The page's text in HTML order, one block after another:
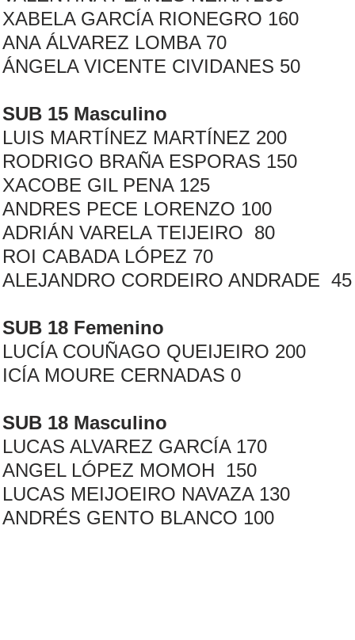
XABELA GARCÍA RIONEGRO 160
ANA ÁLVAREZ LOMBA 70
ÁNGELA VICENTE CIVIDANES 50
SUB 15 Masculino
LUIS MARTÍNEZ MARTÍNEZ 200
RODRIGO BRAÑA ESPORAS 150
XACOBE GIL PENA 125
ANDRES PECE LORENZO 100
ADRIÁN VARELA TEIJEIRO 80
ROI CABADA LÓPEZ 70
ALEJANDRO CORDEIRO ANDRADE 45
SUB 18 Femenino
LUCÍA COUÑAGO QUEIJEIRO 200
ICÍA MOURE CERNADAS 0
SUB 18 Masculino
LUCAS ALVAREZ GARCÍA 170
ANGEL LÓPEZ MOMOH 150
LUCAS MEIJOEIRO NAVAZA 130
ANDRÉS GENTO BLANCO 100